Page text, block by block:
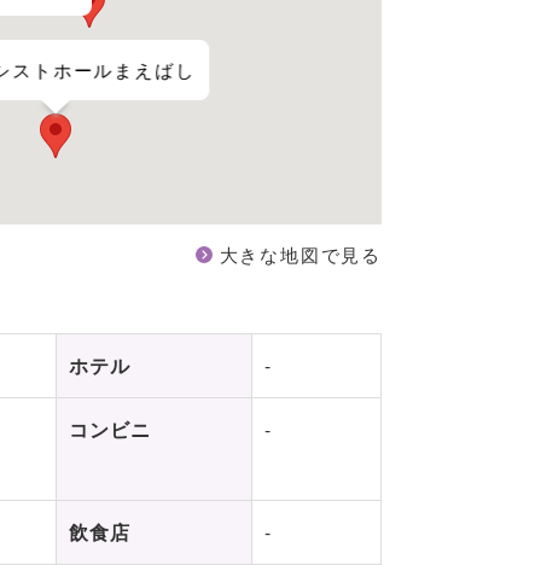
ストホールまえばし
大きな地図で見る
ホテル -
コンビニ -
飲食店 -